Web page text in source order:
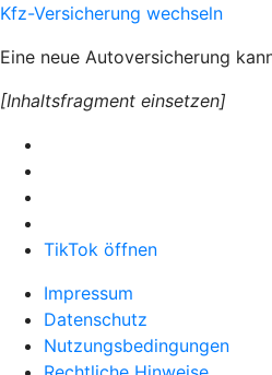
Kfz-Versicherung wechseln
Eine neue Autoversicherung
[Inhaltsfragment einsetzen]
TikTok öffnen
Impressum
Datenschutz
Nutzungsbedingungen